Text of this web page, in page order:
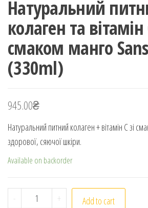
Натуральний
колаген та вітамін
смаком манго
(330ml)
945.00₴
Натуральний питний колаген + вітамін С зі
здорової, сяючої шкіри.
Available on backorder
- Натуральний питний колаген
+ Add to cart